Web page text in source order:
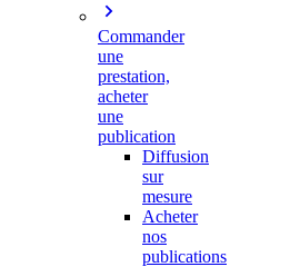
Commander
une
prestation,
acheter
une
publication
Diffusion
sur
mesure
Acheter
nos
publications